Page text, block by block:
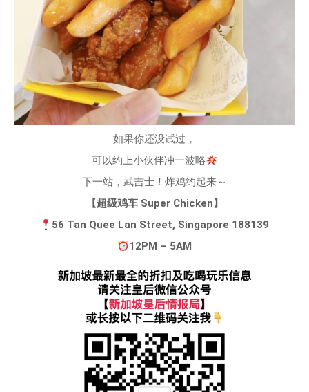
如果你还没试过，
可以约上小伙伴冲一波咯
下一站，武吉士！炸鸡约起来～
【超级鸡车 Super Chicken】
56 Tan Quee Lan Street, Singapore 188139
12PM – 5AM